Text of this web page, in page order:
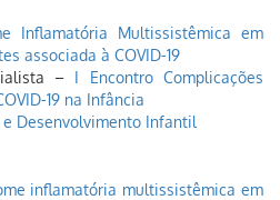
Inflamatória Multissistêmica em
associada à COVID-19
– I Encontro Complicações
19 na Infância
e Desenvolvimento Infantil
inflamatória multissistêmica em